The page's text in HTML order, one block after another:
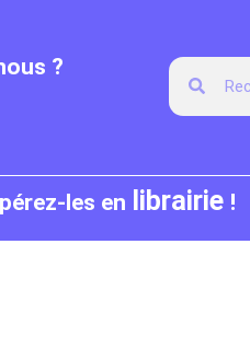
?
les en librairie !